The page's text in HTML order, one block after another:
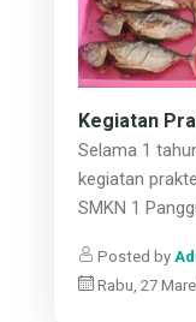
Kegiatan
Selama 1
kegiatan
SMKN 1
Posted by
Rabu, 27